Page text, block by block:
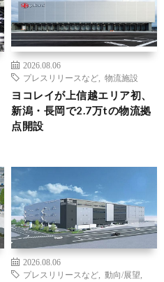
2026.08.06
プレスリリースなど
物流施設
ヨコレイが上信越エリア初、
新潟・長岡で2.7万tの物流拠
点開設
2026.08.06
プレスリリースなど
動向/展望